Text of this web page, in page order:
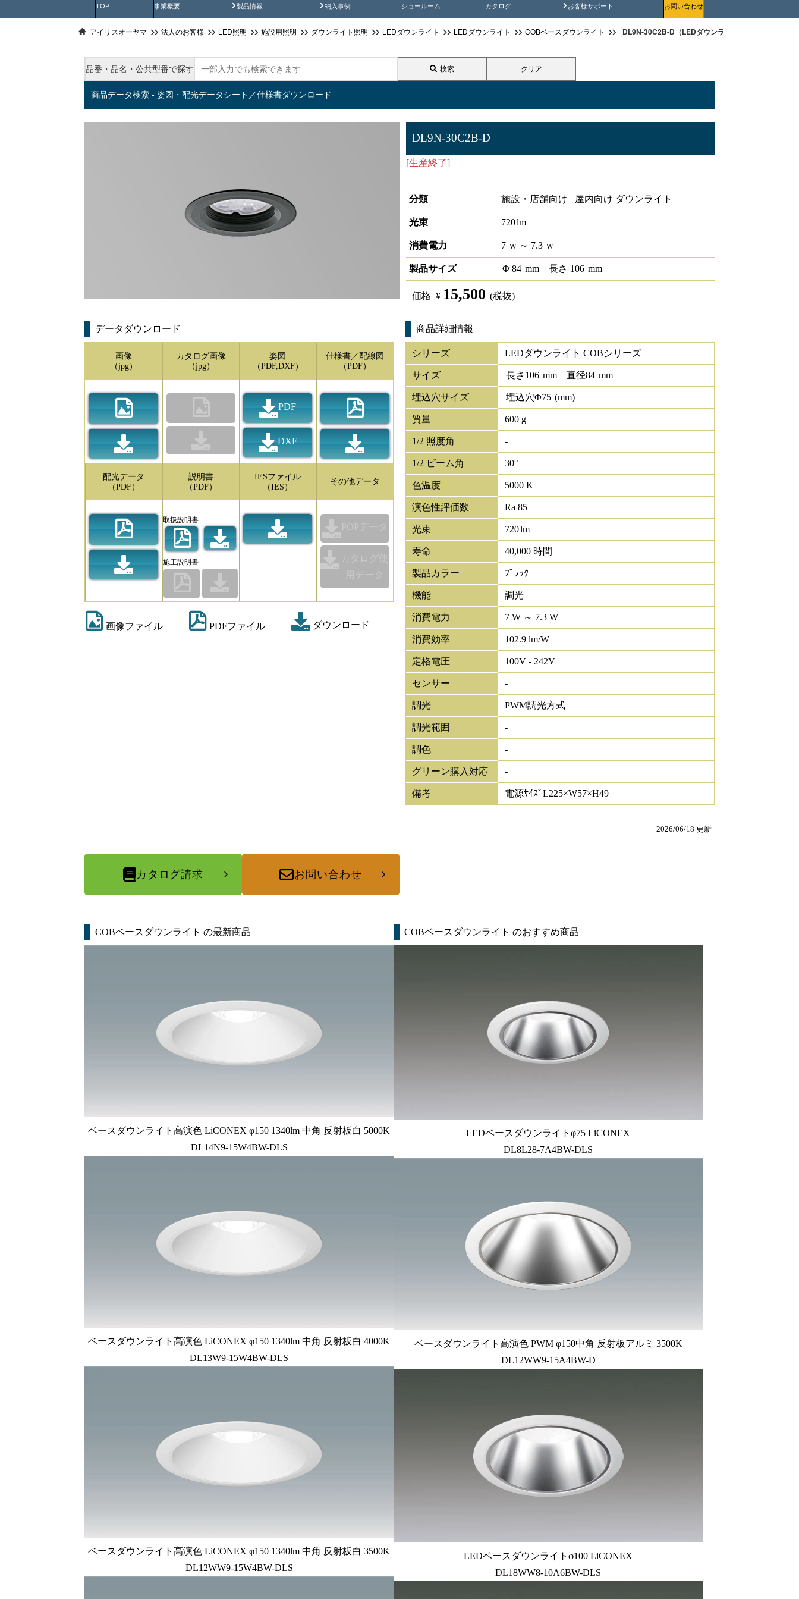
TOP 事業概要 製品情報
製品動画 納入事例
納入事例動画 ショールーム カタログ お客様サポート
安全にご使用いただくためにお問い合わせ
アイリスオーヤマ 法人のお客様 LED照明 施設用照明 ダウンライト照明 LEDダウンライト LEDダウンライト COBベースダウンライト DL9N-30C2B-D（LEDダウンライト COB 埋込穴径
品番・品名・公共型番で探す 検索 クリア
商品データ検索 - 姿図・配光データシート／仕様書ダウンロード
DL9N-30C2B-D
[生産終了]
分類
施設・店舗向け 屋内向け ダウンライト
光束 720lm
消費電力 7 w ～ 7.3 w
製品サイズ Φ84 mm 長さ 106 mm
価格 ¥ 15,500 (税抜)
データダウンロード
画像
（jpg）
カタログ画像
（jpg）
姿図
（PDF,DXF）
PDF
DXF
仕様書／配線図
（PDF）
配光データ
（PDF）
説明書
（PDF）
取扱説明書
施工説明書
IESファイル
（IES）
その他データ
POPデータ
カタログ使
用データ
画像ファイル PDFファイル ダウンロード
商品詳細情報
シリーズ LEDダウンライト COBシリーズ
サイズ 長さ 106 mm 直径84 mm
埋込穴サイズ 埋込穴Φ75 (mm)
質量 600 g
1/2 照度角 -
1/2 ビーム角 30°
色温度 5000 K
演色性評価数 Ra 85
光束 720lm
寿命 40,000 時間
製品カラー ﾌﾞﾗｯｸ
機能 調光
消費電力 7 W ～ 7.3 W
消費効率 102.9 lm/W
定格電圧 100V - 242V
センサー -
調光 PWM調光方式
調光範囲 -
調色 -
グリーン購入対応 -
備考 電源ｻｲｽﾞL225×W57×H49
2026/06/18 更新
カタログ請求 お問い合わせ
COBベースダウンライト の最新商品
ベースダウンライト高演色 LiCONEX φ150 1340lm 中角 反射板白 5000K
DL14N9-15W4BW-DLS
ベースダウンライト高演色 LiCONEX φ150 1340lm 中角 反射板白 4000K
DL13W9-15W4BW-DLS
ベースダウンライト高演色 LiCONEX φ150 1340lm 中角 反射板白 3500K
DL12WW9-15W4BW-DLS
COBベースダウンライト のおすすめ商品
LEDベースダウンライトφ75 LiCONEX
DL8L28-7A4BW-DLS
ベースダウンライト高演色 PWM φ150中角 反射板アルミ 3500K
DL12WW9-15A4BW-D
LEDベースダウンライトφ100 LiCONEX
DL18WW8-10A6BW-DLS